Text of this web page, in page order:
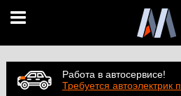
Работа в автосервисе!
Требуется